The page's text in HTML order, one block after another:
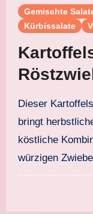
Gemischte
Kürbissalate
Dieser Kartoffelsalat mit Kürbis und Röstzwiebeln
bringt
köstliche
würzigen